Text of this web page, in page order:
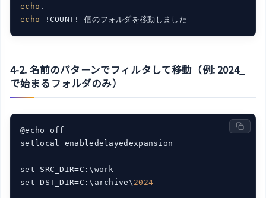
echo
echo
4-2. 名前のパターンでフィルタして移動（例: 2024_
で始まるフォルダのみ）
@echo off
setlocal enabledelayedexpansion
set SRC_DIR=C:\work
set DST_DIR=C:\archive\ 2024